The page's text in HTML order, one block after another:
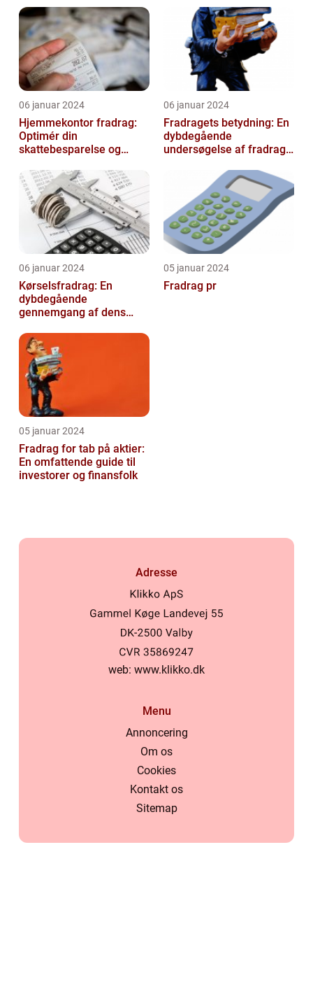
06 januar 2024
Hjemmekontor fradrag:
Optimér din
skattebesparelse og
06 januar 2024
Fradragets betydning: En
dybdegående
undersøgelse af fradrag
06 januar 2024
Kørselsfradrag: En
dybdegående
gennemgang af dens
over tid
05 januar 2024
Fradrag pr
05 januar 2024
Fradrag for tab på aktier:
En omfattende guide til
investorer og finansfolk
Adresse
web: www.klikko.dk
Menu
Annoncering
Om os
Cookies
Kontakt os
Sitemap